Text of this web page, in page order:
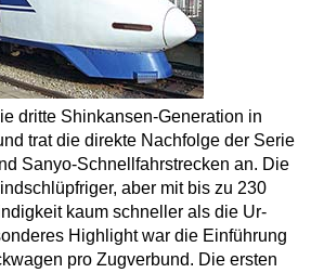
dritte Shinkansen-Generation in
trat die direkte Nachfolge der Serie
Sanyo-Schnellfahrstrecken an. Die
aber mit bis zu 230
kaum schneller als die Ur-
Highlight war die Einführung
pro Zugverbund. Die ersten